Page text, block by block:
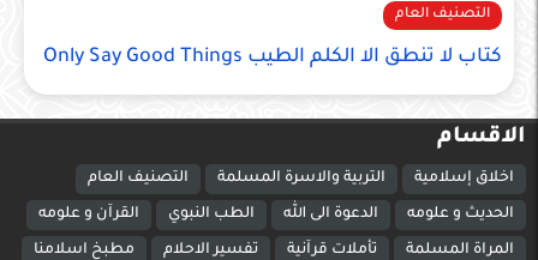
التصنيف العام
كتاب لا تنطق الا الكلم الطيب Only Say Good Things
الاقسام
اخلاق إسلامية التربية والاسرة المسلمة التصنيف العام
الحديث و علومه الدعوة الى الله الطب النبوي القرآن و علومه
المراة المسلمة تأملات قرآنية تفسير الاحلام مطبخ اسلامنا